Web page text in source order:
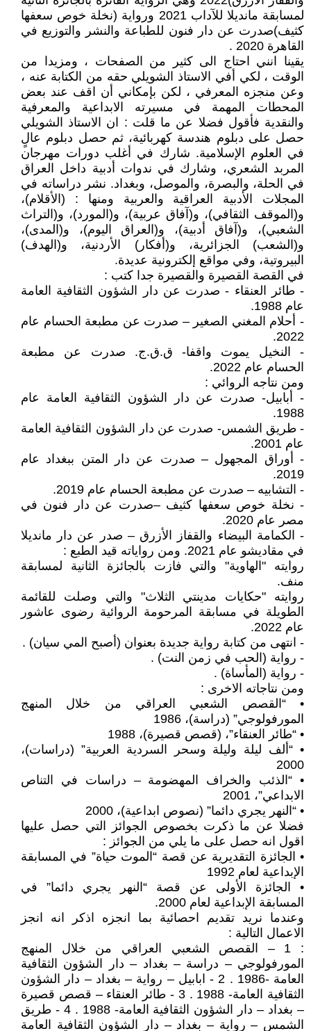
لمسابقة مانديلا للآداب 2021 ورواية (نخلة خوص سعفها
كثيف)صدرت عن دار فنون للطباعة والنشر والتوزيع في
القاهرة 2020 .
يقينا انني احتاج الى كثير من الصفحات ، ومزيدا من
الوقت ، لكي أفي الاستاذ الشويلي حقه من الكتابة عنه ،
وعن منجزه المعرفي ، لكن بإمكاني أن اقف عند بعض
المحطات المهمة في مسيرته الابداعية والمعرفية
والنقدية فأقول فضلا عن ما قلت : ان الاستاذ الشويلي
حصل على دبلوم هندسة كهربائية، ثم حصل دبلوم عالٍ
في العلوم الإسلامية. شارك في أغلب دورات مهرجان
المربد الشعري، وشارك في ندوات أدبية داخل العراق
في الحلة، والبصرة، والموصل، وبغداد. نشر دراساته في
المجلات الأدبية العراقية والعربية ومنها : (الأقلام)،
و(الموقف الثقافي)، و(آفاق عربية)، و(المورد)، و(التراث
الشعبي)، و(آفاق أدبية)، و(العراق اليوم)، و(المدى)،
و(الشعب) الجزائرية، و(أفكار) الأردنية، و(الهدف)
البيروتية، وفي مواقع إلكترونية عديدة.
في القصة القصيرة والقصيرة جدا كتب :
- طائر العنقاء - صدرت عن دار الشؤون الثقافية العامة
عام 1988.
- أحلام المغني الصغير – صدرت عن مطبعة الحسام عام
2022.
- النخيل يموت واقفا- ق.ق.ج. صدرت عن مطبعة
الحسام عام 2022.
ومن نتاجه الروائي :
- أبابيل- صدرت عن دار الشؤون الثقافية العامة عام
1988.
- طريق الشمس- صدرت عن دار الشؤون الثقافية العامة
عام 2001.
- أوراق المجهول – صدرت عن دار المتن ببغداد عام
2019.
- التشابيه – صدرت عن مطبعة الحسام عام 2019.
- نخلة خوص سعفها كثيف –صدرت عن دار فنون في
مصر عام 2020.
- الكمامة البيضاء والقفاز الأزرق – صدر عن دار مانديلا
في مقاديشو عام 2021. ومن رواياته قيد الطبع :
روايته "الهاوية" والتي فازت بالجائزة الثانية لمسابقة
منف.
روايته "حكايات مدينتي الثلاث" والتي وصلت للقائمة
الطويلة في مسابقة المرحومة الروائية رضوى عاشور
عام 2022.
- انتهى من كتابة رواية جديدة بعنوان (أصبح المي سيان) .
- رواية (الحب في زمن النت) .
- رواية (المأساة) .
ومن نتاجاته الاخرى :
• “القصص الشعبي العراقي من خلال المنهج
المورفولوجي” (دراسة)، 1986
• “طائر العنقاء”، (قصص قصيرة)، 1988
• “ألف ليلة وليلة وسحر السردية العربية” (دراسات)،
2000
• “الذئب والخراف المهضومة – دراسات في التناص
الابداعي”، 2001
• “النهر يجري دائما” (نصوص ابداعية)، 2000
فضلا عن ما ذكرت بخصوص الجوائز التي حصل عليها
اقول انه حصل على ما يلي من الجوائز :
• الجائزة التقديرية عن قصة “الموت حياة” في المسابقة
الإبداعية لعام 1992
• الجائزة الأولى عن قصة “النهر يجري دائما” في
المسابقة الإبداعية لعام 2000.
وعندما نريد تقديم احصائية بما انجزه اذكر انه انجز
الاعمال التالية :
: 1 – القصص الشعبي العراقي من خلال المنهج
المورفولوجي – دراسة – بغداد – دار الشؤون الثقافية
العامة -1986 . 2 - ابابيل – رواية – بغداد – دار الشؤون
الثقافية العامة- 1988 . 3 - طائر العنقاء – قصص قصيرة
– بغداد – دار الشؤون الثقافية العامة- 1988 . 4 - طريق
الشمس – رواية – بغداد – دار الشؤون الثقافية العامة